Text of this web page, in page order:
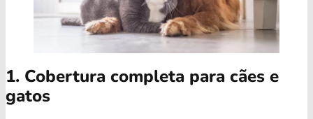
1. Cobertura completa para cães e
gatos